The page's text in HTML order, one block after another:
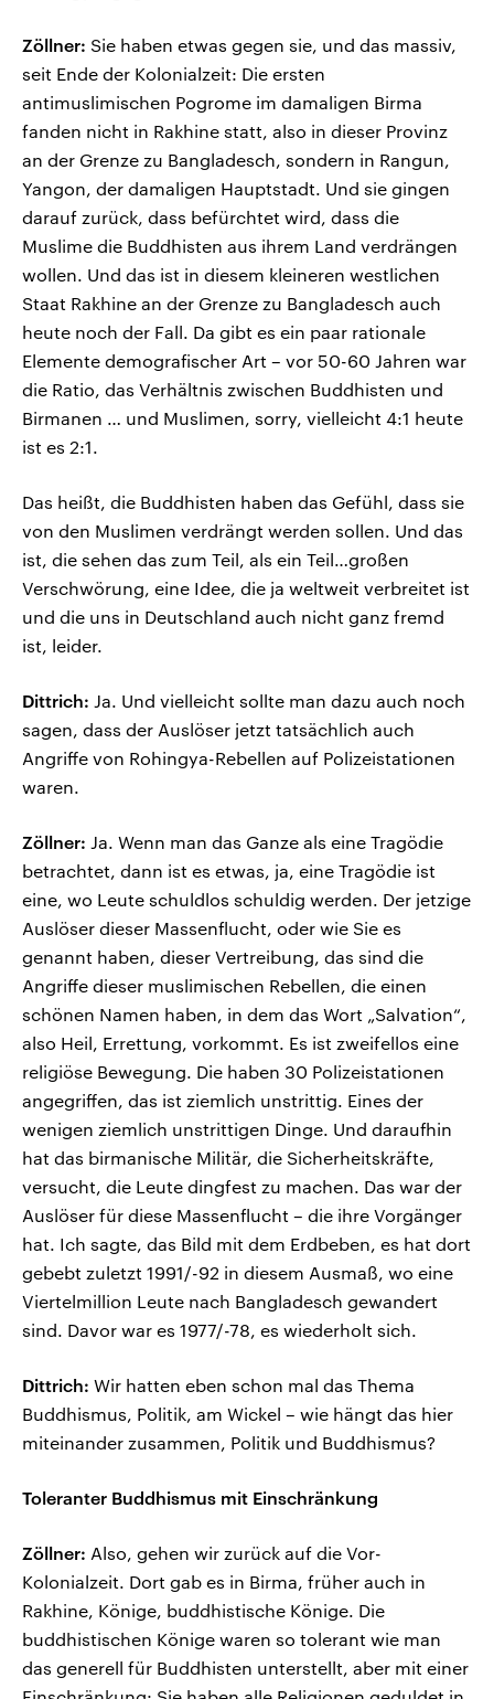
Zöllner: Sie haben etwas gegen sie, und das massiv,
seit Ende der Kolonialzeit: Die ersten
antimuslimischen Pogrome im damaligen Birma
fanden nicht in Rakhine statt, also in dieser Provinz
an der Grenze zu Bangladesch, sondern in Rangun,
Yangon, der damaligen Hauptstadt. Und sie gingen
darauf zurück, dass befürchtet wird, dass die
Muslime die Buddhisten aus ihrem Land verdrängen
wollen. Und das ist in diesem kleineren westlichen
Staat Rakhine an der Grenze zu Bangladesch auch
heute noch der Fall. Da gibt es ein paar rationale
Elemente demografischer Art – vor 50-60 Jahren war
die Ratio, das Verhältnis zwischen Buddhisten und
Birmanen … und Muslimen, sorry, vielleicht 4:1 heute
ist es 2:1.
Das heißt, die Buddhisten haben das Gefühl, dass sie
von den Muslimen verdrängt werden sollen. Und das
ist, die sehen das zum Teil, als ein Teil…großen
Verschwörung, eine Idee, die ja weltweit verbreitet ist
und die uns in Deutschland auch nicht ganz fremd
ist, leider.
Dittrich: Ja. Und vielleicht sollte man dazu auch noch
sagen, dass der Auslöser jetzt tatsächlich auch
Angriffe von Rohingya-Rebellen auf Polizeistationen
waren.
Zöllner: Ja. Wenn man das Ganze als eine Tragödie
betrachtet, dann ist es etwas, ja, eine Tragödie ist
eine, wo Leute schuldlos schuldig werden. Der jetzige
Auslöser dieser Massenflucht, oder wie Sie es
genannt haben, dieser Vertreibung, das sind die
Angriffe dieser muslimischen Rebellen, die einen
schönen Namen haben, in dem das Wort „Salvation“,
also Heil, Errettung, vorkommt. Es ist zweifellos eine
religiöse Bewegung. Die haben 30 Polizeistationen
angegriffen, das ist ziemlich unstrittig. Eines der
wenigen ziemlich unstrittigen Dinge. Und daraufhin
hat das birmanische Militär, die Sicherheitskräfte,
versucht, die Leute dingfest zu machen. Das war der
Auslöser für diese Massenflucht – die ihre Vorgänger
hat. Ich sagte, das Bild mit dem Erdbeben, es hat dort
gebebt zuletzt 1991/-92 in diesem Ausmaß, wo eine
Viertelmillion Leute nach Bangladesch gewandert
sind. Davor war es 1977/-78, es wiederholt sich.
Dittrich: Wir hatten eben schon mal das Thema
Buddhismus, Politik, am Wickel – wie hängt das hier
miteinander zusammen, Politik und Buddhismus?
Toleranter Buddhismus mit Einschränkung
Zöllner: Also, gehen wir zurück auf die Vor-
Kolonialzeit. Dort gab es in Birma, früher auch in
Rakhine, Könige, buddhistische Könige. Die
buddhistischen Könige waren so tolerant wie man
das generell für Buddhisten unterstellt, aber mit einer